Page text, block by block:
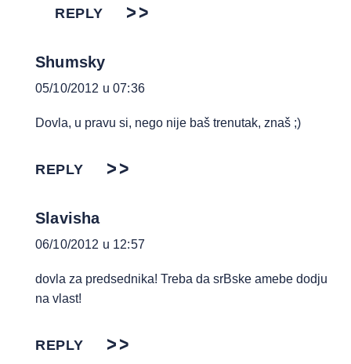
REPLY
Shumsky
05/10/2012 u 07:36
Dovla, u pravu si, nego nije baš trenutak, znaš ;)
REPLY
Slavisha
06/10/2012 u 12:57
dovla za predsednika! Treba da srBske amebe dodju
na vlast!
REPLY